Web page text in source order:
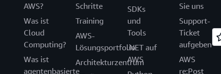
AWS?
Was ist
Cloud
Computing?
Was ist
agentenbasierte
Schritte
Training
AWS-
Lösungsportfolio
Architekturzentrum
SDKs
und
Tools
.NET auf
AWS
Sie uns
Support-
Ticket
aufgeben
AWS
re:Post